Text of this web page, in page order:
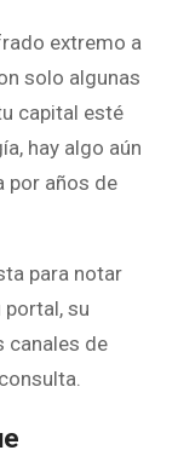
extremo a
solo algunas
capital esté
hay algo aún
por años de
para notar
su
canales de